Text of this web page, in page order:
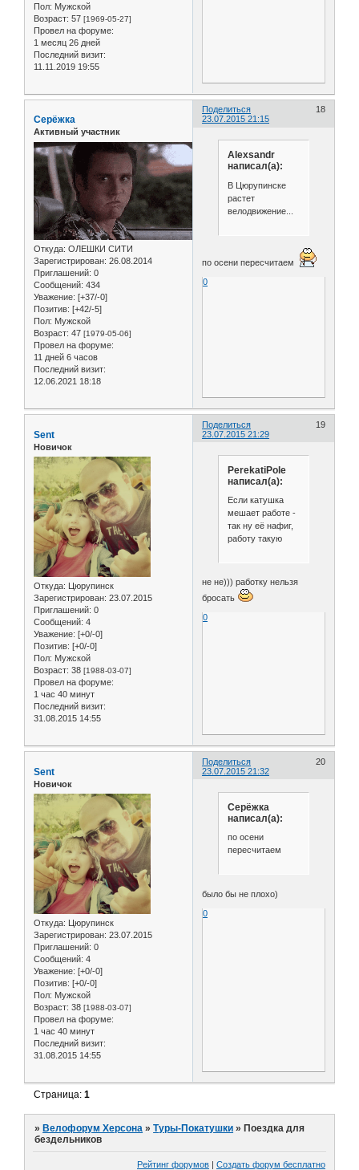
Пол: Мужской
Возраст: 57 [1969-05-27]
Провел на форуме:
1 месяц 26 дней
Последний визит:
11.11.2019 19:55
Поделиться
18
23.07.2015 21:15
Серёжка
Активный участник
Откуда: ОЛЕШКИ СИТИ
Зарегистрирован: 26.08.2014
Приглашений: 0
Сообщений: 434
Уважение: [+37/-0]
Позитив: [+42/-5]
Пол: Мужской
Возраст: 47 [1979-05-06]
Провел на форуме:
11 дней 6 часов
Последний визит:
12.06.2021 18:18
Alexsandr
написал(а):
В Цюрупинске
растет
велодвижение...
по осени пересчитаем
0
Поделиться
19
23.07.2015 21:29
Sent
Новичок
Откуда: Цюрупинск
Зарегистрирован: 23.07.2015
Приглашений: 0
Сообщений: 4
Уважение: [+0/-0]
Позитив: [+0/-0]
Пол: Мужской
Возраст: 38 [1988-03-07]
Провел на форуме:
1 час 40 минут
Последний визит:
31.08.2015 14:55
PerekatiPole
написал(а):
Если катушка
мешает работе -
так ну её нафиг,
работу такую
не не))) работку нельзя
бросать
0
Поделиться
20
23.07.2015 21:32
Sent
Новичок
Откуда: Цюрупинск
Зарегистрирован: 23.07.2015
Приглашений: 0
Сообщений: 4
Уважение: [+0/-0]
Позитив: [+0/-0]
Пол: Мужской
Возраст: 38 [1988-03-07]
Провел на форуме:
1 час 40 минут
Последний визит:
31.08.2015 14:55
Серёжка
написал(а):
по осени
пересчитаем
было бы не плохо)
0
Страница:1
» Велофорум Херсона »Туры-Покатушки » Поездка для
бездельников
Рейтинг форумов Создать форум бесплатно